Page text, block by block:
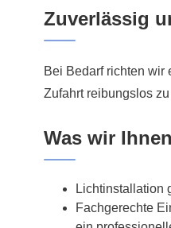
Zuverlässig
Bei Bedarf richten wir
Zufahrt reibungslos
Was wir
Lichtinstallation
Fachgerechte